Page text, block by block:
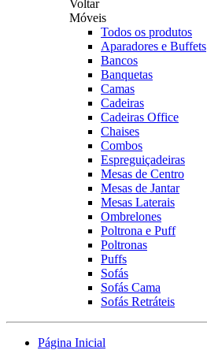
Voltar
Móveis
Todos os produtos
Aparadores e Buffets
Bancos
Banquetas
Camas
Cadeiras
Cadeiras Office
Chaises
Combos
Espreguiçadeiras
Mesas de Centro
Mesas de Jantar
Mesas Laterais
Ombrelones
Poltrona e Puff
Poltronas
Puffs
Sofás
Sofás Cama
Sofás Retráteis
Página Inicial